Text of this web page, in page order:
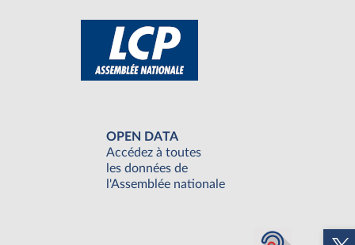
OPEN DATA
Accédez à toutes
les données de
l'Assemblée nationale